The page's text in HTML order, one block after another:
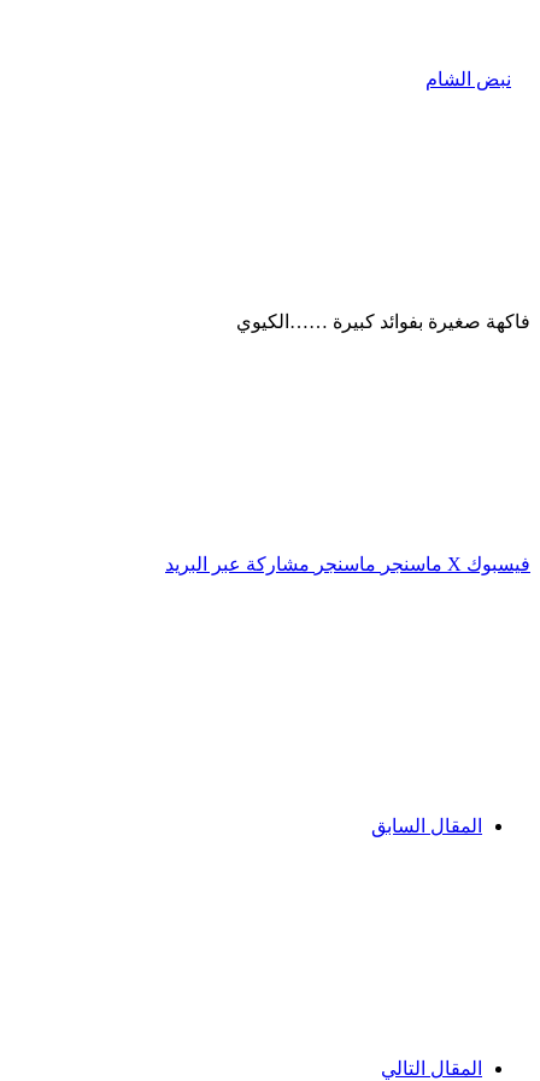
فاكهة صغيرة بفوائد كبيرة ……الكيوي
فيسبوك ‫X ماسنجر ماسنجر مشاركة عبر البريد
المقال السابق
المقال التالي